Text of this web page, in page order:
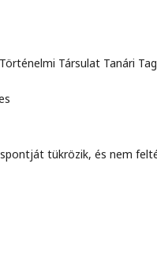
Társulat Tanári
tükrözik, és nem